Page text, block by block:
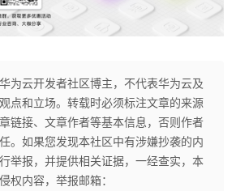
为云开发者社区博主，不代表华为云及
点和立场。转载时必须标注文章的来源
链接、文章作者等基本信息，否则作者
。如果您发现本社区中有涉嫌抄袭的内
举报，并提供相关证据，一经查实，本
权内容，举报邮箱：